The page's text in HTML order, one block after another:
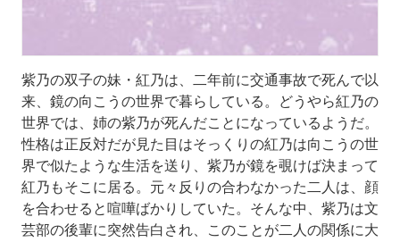
紫乃の双子の妹・紅乃は、二年前に交通事故で死んで以
来、鏡の向こうの世界で暮らしている。どうやら紅乃の
世界では、姉の紫乃が死んだことになっているようだ。
性格は正反対だが見た目はそっくりの紅乃は向こうの世
界で似たような生活を送り、紫乃が鏡を覗けば決まって
紅乃もそこに居る。元々反りの合わなかった二人は、顔
を合わせると喧嘩ばかりしていた。そんな中、紫乃は文
芸部の後輩に突然告白され、このことが二人の関係に大